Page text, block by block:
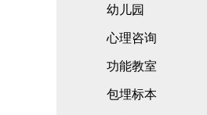
幼儿园
心理咨询
功能教室
包埋标本